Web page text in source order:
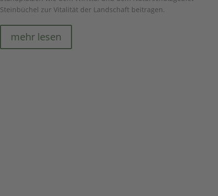
Steinbüchel zur Vitalität der Landschaft beitragen.
mehr lesen